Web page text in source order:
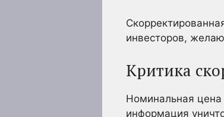
инвесторов,
Критика
Номинальная
информация